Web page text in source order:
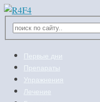
Первые дни
Препараты
Упражнения
Лечение